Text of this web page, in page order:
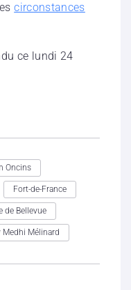
circonstances
ce lundi 24
Oncins
Fort-de-France
de Bellevue
Medhi Mélinard